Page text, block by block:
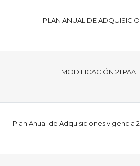
PLAN ANUAL DE
MODIFICACIÓN 21 PAA
Plan Anual de Adquisiciones vigencia